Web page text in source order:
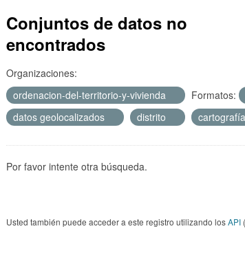
Conjuntos de datos no
encontrados
Organizaciones:
ordenacion-del-territorio-y-vivienda
Formatos:
datos geolocalizados
distrito cartografía
Por favor intente otra búsqueda.
Usted también puede acceder a este registro utilizando losAPI